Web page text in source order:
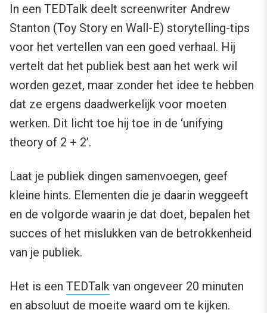
In een TEDTalk deelt screenwriter Andrew
Stanton (Toy Story en Wall-E) storytelling-tips
voor het vertellen van een goed verhaal. Hij
vertelt dat het publiek best aan het werk wil
worden gezet, maar zonder het idee te hebben
dat ze ergens daadwerkelijk voor moeten
werken. Dit licht toe hij toe in de ‘unifying
theory of 2 + 2’.
Laat je publiek dingen samenvoegen, geef
kleine hints. Elementen die je daarin weggeeft
en de volgorde waarin je dat doet, bepalen het
succes of het mislukken van de betrokkenheid
van je publiek.
Het is een TEDTalk van ongeveer 20 minuten
en absoluut de moeite waard om te kijken.